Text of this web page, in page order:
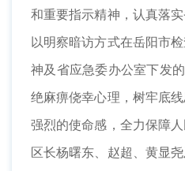
和重要指示精神，认真落
以明察暗访方式在岳阳市
神及省应急委办公室下发
绝麻痹侥幸心理，树牢底
强烈的使命感，全力保障
区长杨曙东、赵超、黄显